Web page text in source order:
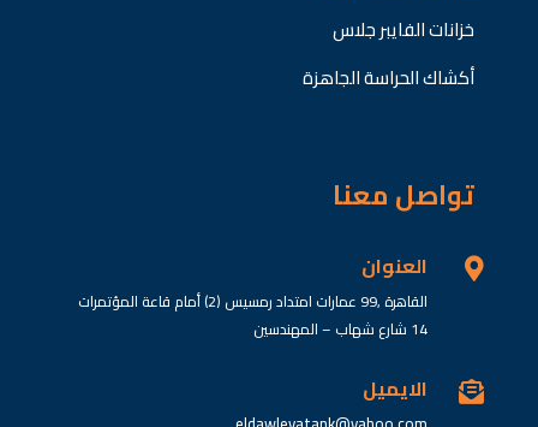
تواصل معنا
 العنوان
القاهرة ,99 عمارات امتداد رمسيس (2) أمام قاعة المؤتمرات
14 شارع شهاب – المهندسين
 الايميل
خزانات الفايبر جلاس
أكشاك الحراسة الجاهزة